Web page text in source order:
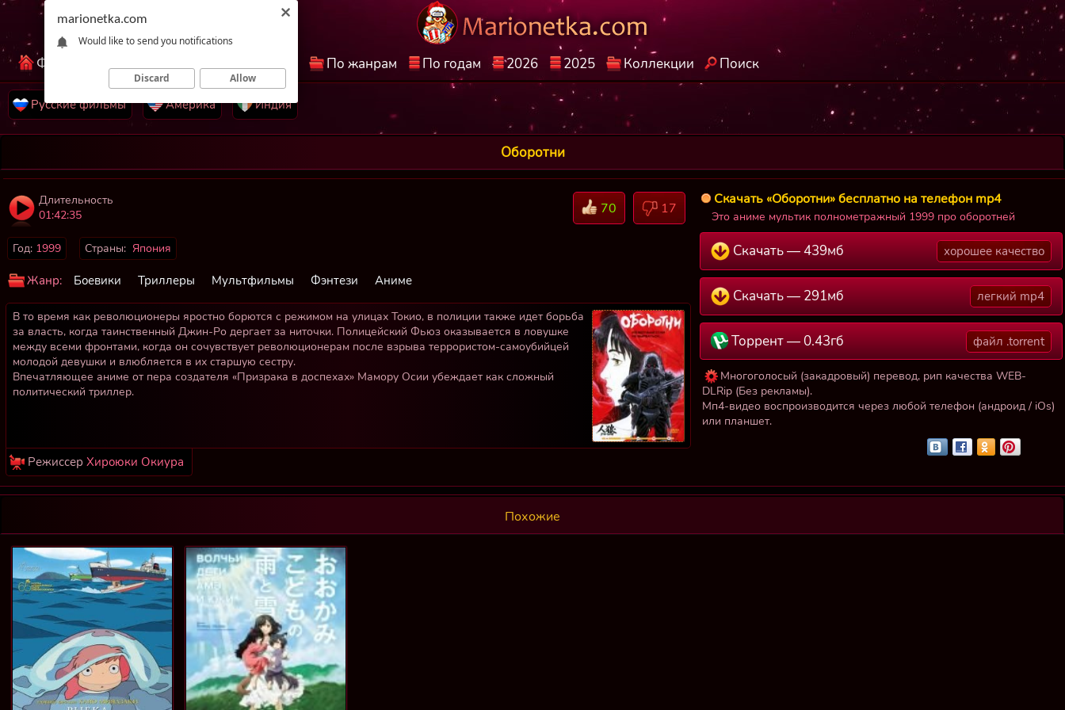
Фильмы КиноНетка Лучшие фильмы По жанрам По годам 2026 2025 Коллекции Поиск
Русские фильмы Америка Индия
Оборотни
Длительность
01:42:35
70 17
Год: 1999 Страны: Япония
Жанр: Боевики Триллеры Мультфильмы Фэнтези Аниме
В то время как революционеры яростно борются с режимом на улицах Токио, в полиции также идет борьба
за власть, когда таинственный Джин-Ро дергает за ниточки. Полицейский Фьюз оказывается в ловушке
между всеми фронтами, когда он сочувствует революционерам после взрыва террористом-самоубийцей
молодой девушки и влюбляется в их старшую сестру.
Впечатляющее аниме от пера создателя «Призрака в доспехах» Мамору Осии убеждает как сложный
политический триллер.
Режиссер Хироюки Окиура
Скачать «Оборотни» бесплатно на телефон mp4
Это аниме мультик полнометражный 1999 про оборотней
Скачать — 439мб хорошее качество
Скачать — 291мб легкий mp4
Торрент — 0.43гб файл .torrent
Многоголосый (закадровый) перевод, рип качества WEB-
DLRip (Без рекламы).
Мп4-видео воспроизводится через любой телефон (андроид / iOs)
или планшет.
Похожие
marionetka.com
Would like to send you notifications
Discard Allow